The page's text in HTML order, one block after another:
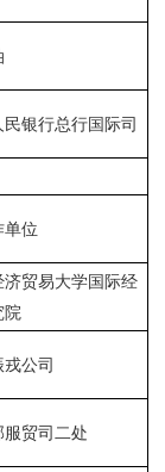
银行总行国际司
单位
济贸易大学国际经
院
公司
服贸司二处